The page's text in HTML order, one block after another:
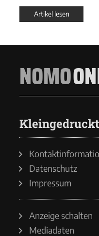
Artikel lesen
NOMO
Datenschutz
Impressum
Anzeige schalten
Mediadaten